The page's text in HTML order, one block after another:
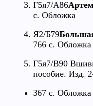
Г5я7/А86
с. Обложка
Я2/Б79
766 с. Обложка
Г5я7/В90
пособие. Изд.
367 с. Обложка